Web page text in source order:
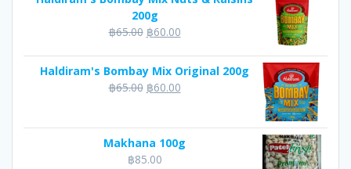
200g
฿65.00 Original
was:
฿65.00.
฿60.00Current
is:
฿60.00.
Haldiram's Bombay Mix Original 200g
฿65.00 Original
฿65.00.
฿60.00Current
Makhana 100g
฿85.00